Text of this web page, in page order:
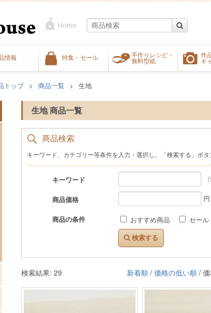
情報 特集・セール
手作りレシピ・
無料型紙
作
ギ
トップ 商品一覧 生地
生地 商品一覧
商品検索
キーワード、カテゴリー等条件を入力・選択し、「検索する」ボタ
キーワード
商品価格
商品の条件 おすすめ商品 セール
検索する
検索結果: 29 新着順 / 価格の低い順 /